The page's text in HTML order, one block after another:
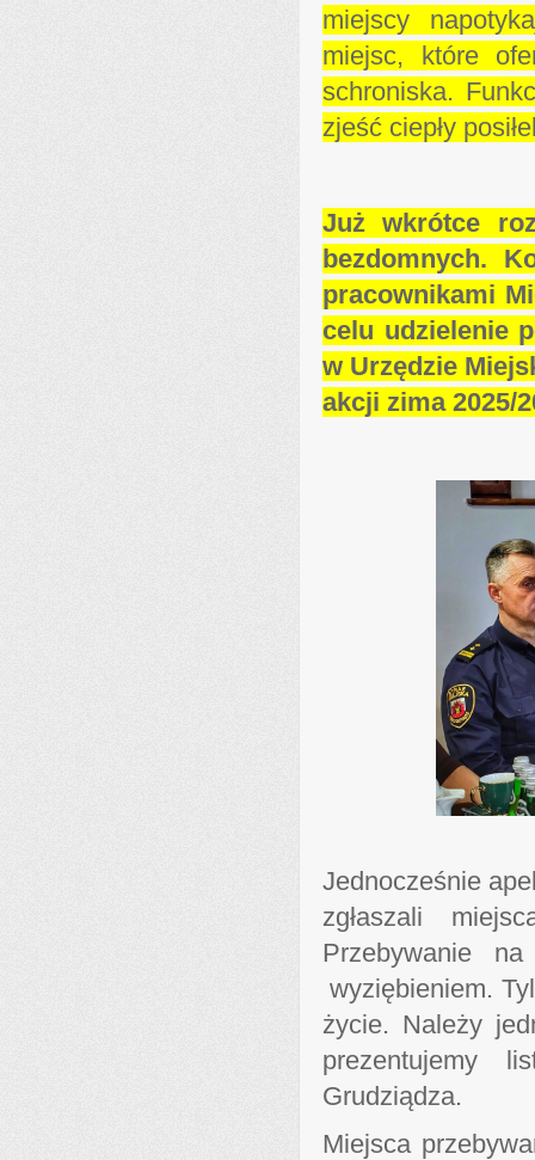
miejscy
miejsc, które
schroniska.
zjeść ciepły
Już wkrótce
bezdomnych.
pracownikami
celu udzielenie
w Urzędzie
akcji zima 2025/
Jednocześnie
zgłaszali
Przebywanie
wyziębieniem.
życie. Należy
prezentujemy
Grudziądza.
Miejsca